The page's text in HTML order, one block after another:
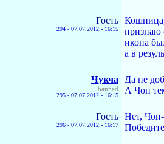
Гость
294 - 07.07.2012 - 16:15
признаю
икона
а в
Чукча
banned
295 - 07.07.2012 - 16:15
Да не
А Чоп
Гость
296 - 07.07.2012 - 16:17
Нет,